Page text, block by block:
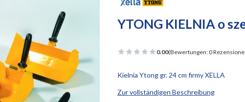
YTONG KIELNIA o
0.00(Bewertungen: 0
Kielnia Ytong gr. 24 cm firmy XELLA
Zur vollständigen Beschreibung